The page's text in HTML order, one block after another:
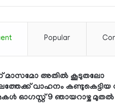
Popular
മാസമോ അതില്‍ കൂടുതലോ
വാഹനം
ഓഗസ്റ്റ് 9 ഞായറാഴ്ച മുതല്‍